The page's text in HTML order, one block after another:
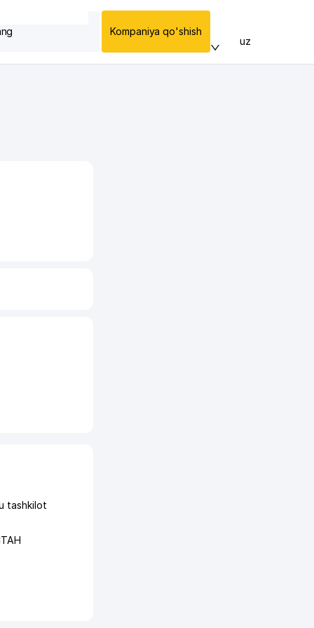
Kompaniya qo'shish
uz
tashkilot